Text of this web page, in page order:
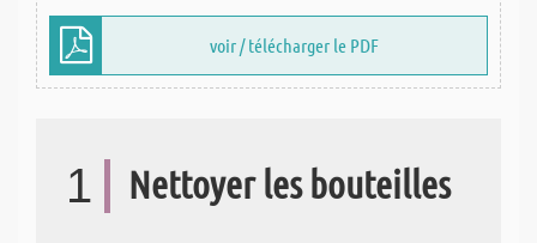
voir / télécharger le PDF
1 Nettoyer les bouteilles